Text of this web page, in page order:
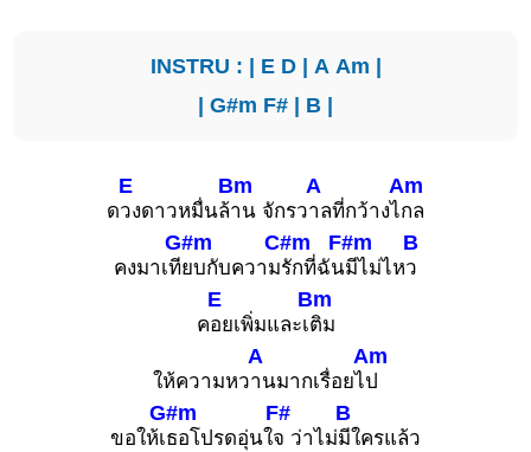
INSTRU : | E D| A Am |
| G#m F# | B |
ด
E
วงดาวหมื่นล้
Bm
าน จักรว
A
าลที่กว้างไ
Am
กล
คงมาเที
G#m
ยบกับความ
C#m
รักที่ฉัน
F#m
มีไม่ไห
B
ว
ค
E
อยเพิ่มและเ
Bm
ติม
ให้ความหว
A
านมากเรื่อยไ
Am
ป
ขอให้เ
G#m
ธอโปรดอุ่นใ
F#
จ ว่าไม่
B
มีใครแล้ว